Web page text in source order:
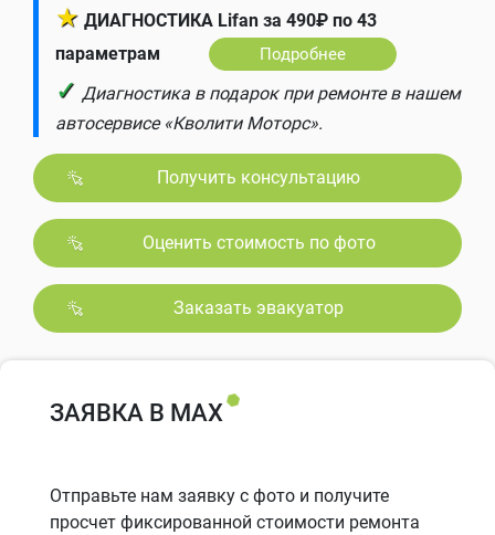
★ ДИАГНОСТИКА Lifan за 490₽ по 43
параметрам
Подробнее
✓ Диагностика в подарок при ремонте в нашем
автосервисе «Кволити Моторс».
Получить консультацию
Оценить стоимость по фото
Заказать эвакуатор
ЗАЯВКА В MAX
Отправьте нам заявку с фото и получите
просчет фиксированной стоимости ремонта